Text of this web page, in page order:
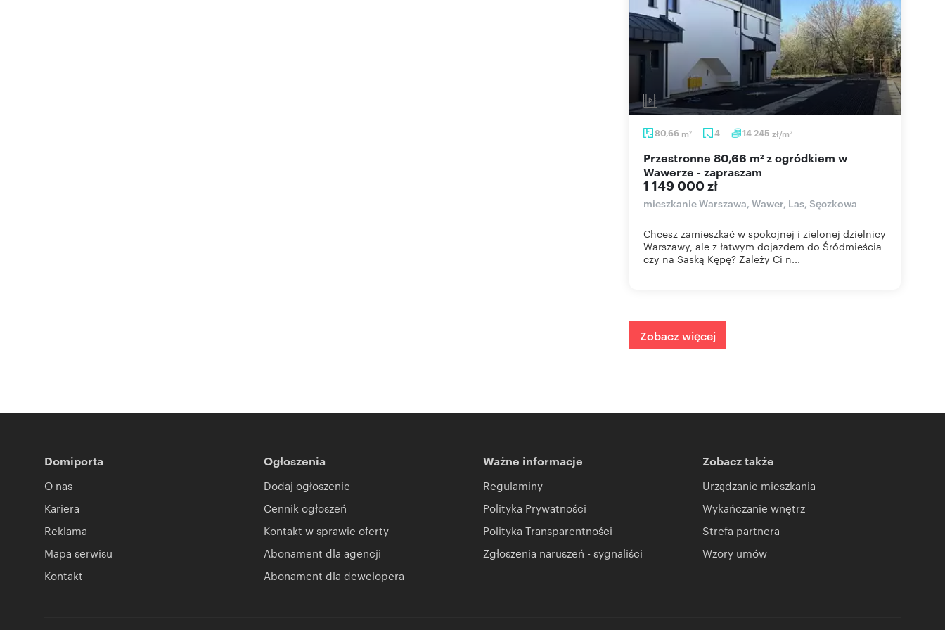
80,66 m2 4 14 245 zł/m2
Przestronne 80,66 m² z ogródkiem w
Wawerze - zapraszam
1 149 000 zł
mieszkanie Warszawa, Wawer, Las, Sęczkowa
Chcesz zamieszkać w spokojnej i zielonej dzielnicy
Warszawy, ale z łatwym dojazdem do Śródmieścia
czy na Saską Kępę? Zależy Ci n...
Zobacz więcej
Domiporta
O nas
Kariera
Reklama
Mapa serwisu
Kontakt
Ogłoszenia
Dodaj ogłoszenie
Cennik ogłoszeń
Kontakt w sprawie oferty
Abonament dla agencji
Abonament dla dewelopera
Ważne informacje
Regulaminy
Polityka Prywatności
Polityka Transparentności
Zgłoszenia naruszeń - sygnaliści
Zobacz także
Urządzanie mieszkania
Wykańczanie wnętrz
Strefa partnera
Wzory umów